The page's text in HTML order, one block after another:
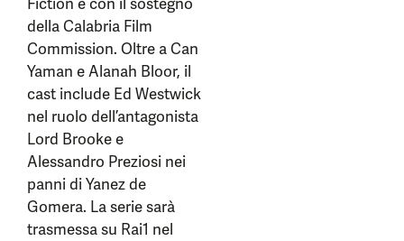
della Calabria Film
Commission. Oltre a Can
Yaman e Alanah Bloor, il
cast include Ed Westwick
nel ruolo dell’antagonista
Lord Brooke e
Alessandro Preziosi nei
panni di Yanez de
Gomera. La serie sarà
trasmessa su Rai1 nel